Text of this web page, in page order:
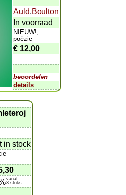
Auld,Boulton
In voorraad
NIEUW!,
poëzie
€ 12,00
beoordelen
details
in stock
vanaf
3 stuks